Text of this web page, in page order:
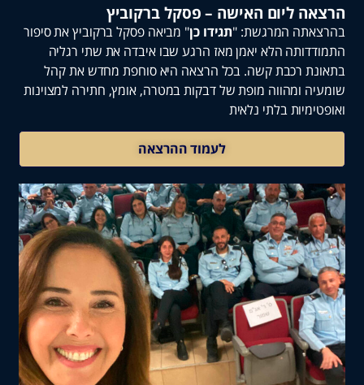
ליום האישה – פסקל ברקוביץ
המרגשת: "תגידו כן " מביאה פסקל ברקוביץ את סיפור
הלא יאמן מאז הרגע שבו איבדה את שתי רגליה
רכבת קשה. בכל הרצאה היא סוחפת מחדש את קהל
ומהווה מופת של דבקות במטרה, אומץ, חתירה למצוינות
בלתי נלאית
לעמוד ההרצאה